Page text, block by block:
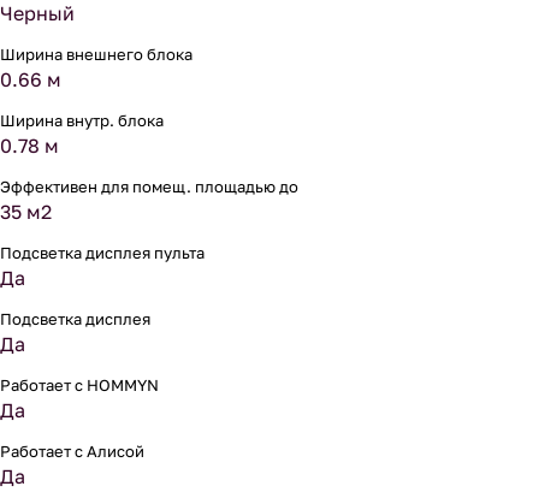
Черный
Ширина внешнего блока
0.66 м
Ширина внутр. блока
0.78 м
Эффективен для помещ. площадью до
35 м2
Подсветка дисплея пульта
Да
Подсветка дисплея
Да
Работает с HOMMYN
Да
Работает с Алисой
Да